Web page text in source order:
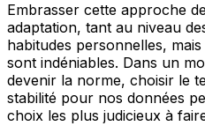
Embrasser cette approche
adaptation, tant au niveau
habitudes personnelles,
sont indéniables. Dans un
devenir la norme, choisir le
stabilité pour nos données
choix les plus judicieux à